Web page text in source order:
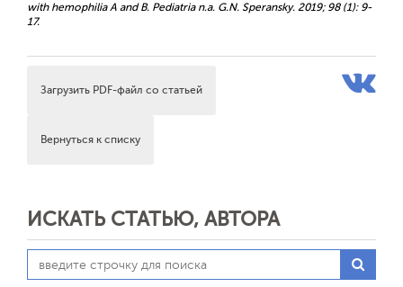
with hemophilia A and B. Pediatria n.a. G.N. Speransky. 2019; 98 (1): 9-
17.
Загрузить PDF-файл со статьей
Вернуться к списку
ИСКАТЬ СТАТЬЮ, АВТОРА